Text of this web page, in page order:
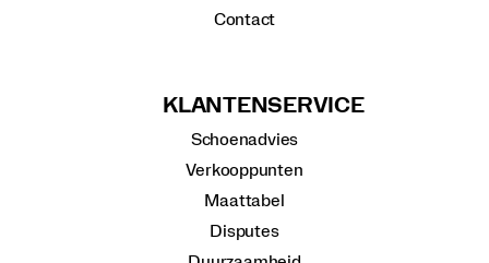
Contact
KLANTENSERVICE
Schoenadvies
Verkooppunten
Maattabel
Disputes